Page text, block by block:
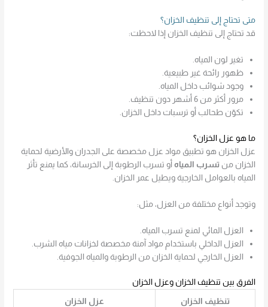
متى تحتاج إلى تنظيف الخزان؟
قد تحتاج إلى تنظيف الخزان إذا لاحظت:
تغير لون المياه.
ظهور رائحة غير طبيعية.
وجود شوائب داخل المياه.
مرور أكثر من 6 أشهر دون تنظيف.
تكوّن طحالب أو ترسبات داخل الخزان.
ما هو عزل الخزان؟
عزل الخزان هو تطبيق مواد عزل مخصصة على الجدران والأرضية لحماية
الخزان منتسرب المياه أو تسرب الرطوبة إلى الخرسانة، كما يمنع تأثر
المياه بالعوامل الخارجية ويطيل عمر الخزان.
وتوجد أنواع مختلفة من العزل، مثل:
العزل المائي لمنع تسرب المياه.
العزل الداخلي باستخدام مواد آمنة مخصصة لخزانات مياه الشرب.
العزل الخارجي لحماية الخزان من الرطوبة والمياه الجوفية.
الفرق بين تنظيف الخزان وعزل الخزان
تنظيف الخزان عزل الخزان